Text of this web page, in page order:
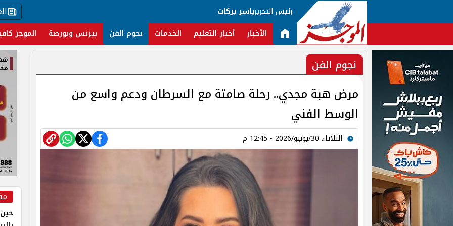
رئيس التحريرياسر بركات
الأخبار أخبار التعليم الخدمات نجوم الفن بيزنس وبورصة الموجز
نجوم الفن
مرض هبة مجدي.. رحلة صامتة مع السرطان ودعم واسع من
الوسط الفني
الثلاثاء 30/يونيو/2026 - 12:45 م